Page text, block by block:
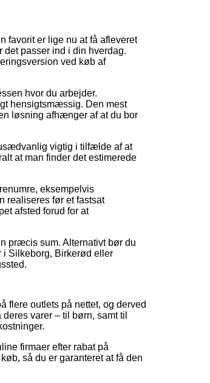
favorit er lige nu at få afleveret
passer ind i din hverdag.
ved køb af
hvor du arbejder.
hensigtsmæssig. Den mest
løsning afhænger af at du bor
vigtig i tilfælde af at
at man finder det estimerede
eksempelvis
realiseres før et fastsat
afsted forud for at
præcis sum. Alternativt bør du
i Silkeborg, Birkerød eller
flere outlets på nettet, og derved
varer – til børn, samt til
firmaer efter rabat på
så du er garanteret at få den